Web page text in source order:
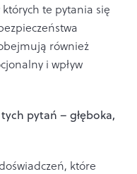
te pytania się
również
i wpływ
pytań – głęboka,
które